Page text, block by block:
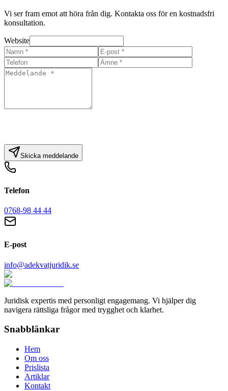
Vi ser fram emot att höra från dig. Kontakta oss för en kostnadsfri
konsultation.
Website
Skicka meddelande
Telefon
0768-98 44 44
E-post
info@adekvatjuridik.se
Juridisk expertis med personligt engagemang. Vi hjälper dig
navigera rättsliga frågor med trygghet och klarhet.
Snabblänkar
Hem
Om oss
Prislista
Artiklar
Kontakt